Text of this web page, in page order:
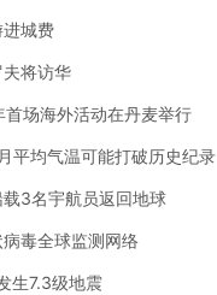
进城费
将访华
首场海外活动在丹麦举行
平均气温可能打破历史纪录
3名宇航员返回地球
毒全球监测网络
生7.3级地震